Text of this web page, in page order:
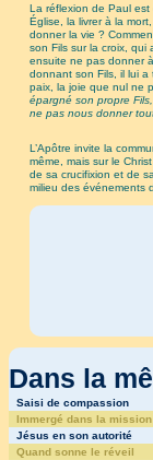
La réflexion de Paul est
Église, la livrer à la
donner la vie ?
son Fils sur la croix, qui
ensuite ne pas donner
donnant son Fils, il lui a
paix, la joie que nul ne
épargné son propre
ne pas nous donner
L’Apôtre invite la
même, mais sur le
de sa crucifixion et de
milieu des événements
Dans la
Saisi de compassion
Immergé dans la mission
Jésus en son autorité
Quand sonne le réveil